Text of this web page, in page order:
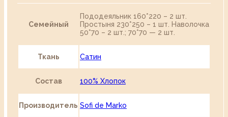
Семейный
Пододеяльник 160*220 – 2 шт.
Простыня 230*250 – 1 шт. Наволочка
50*70 – 2 шт.; 70*70 — 2 шт.
Ткань Сатин
Состав 100% Хлопок
Производитель Sofi de Marko